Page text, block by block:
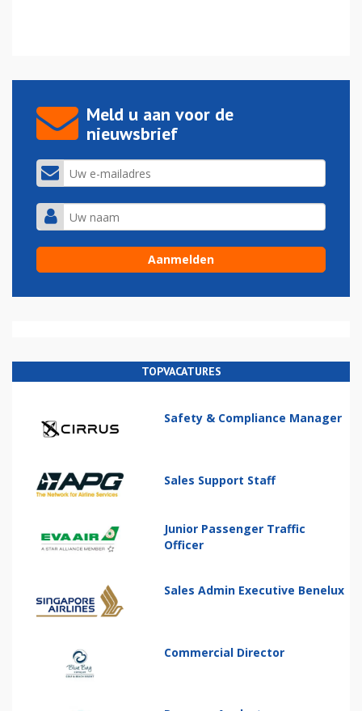
Meld u aan voor de
nieuwsbrief
TOPVACATURES
Safety & Compliance Manager
Sales Support Staff
Junior Passenger Traffic
Officer
Sales Admin Executive Benelux
Commercial Director